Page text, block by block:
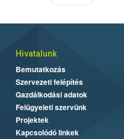
Hivatalunk
Bemutatkozás
Szervezeti felépítés
Gazdálkodási adatok
Felügyeleti szervünk
Projektek
Kapcsolódó linkek